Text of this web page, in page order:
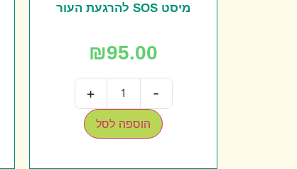
מיסט SOS להרגעת העור
₪95.00
-
+
הוספה לסל